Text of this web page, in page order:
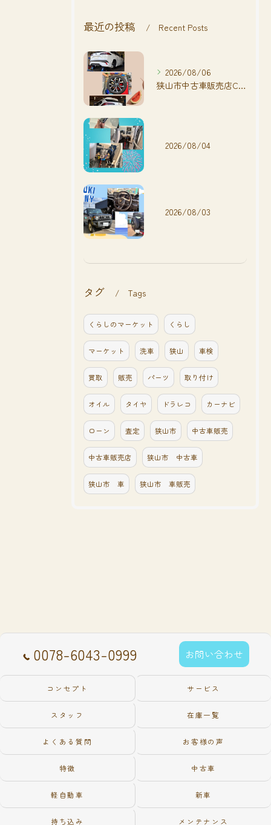
最近の投稿 Recent Posts
2026/08/06
狭山市中古車販売店CarShop FACT.🚗
2026/08/04
2026/08/03
タグ Tags
くらしのマーケット くらし
マーケット 洗車 狭山 車検
買取 販売 パーツ 取り付け
オイル タイヤ ドラレコ カーナビ
ローン 査定 狭山市 中古車販売
中古車販売店 狭山市 中古車
狭山市 車 狭山市 車販売
0078-6043-0999 お問い合わせ
コンセプト サービス
スタッフ 在庫一覧
よくある質問 お客様の声
特徴 中古車
軽自動車 新車
持ち込み メンテナンス